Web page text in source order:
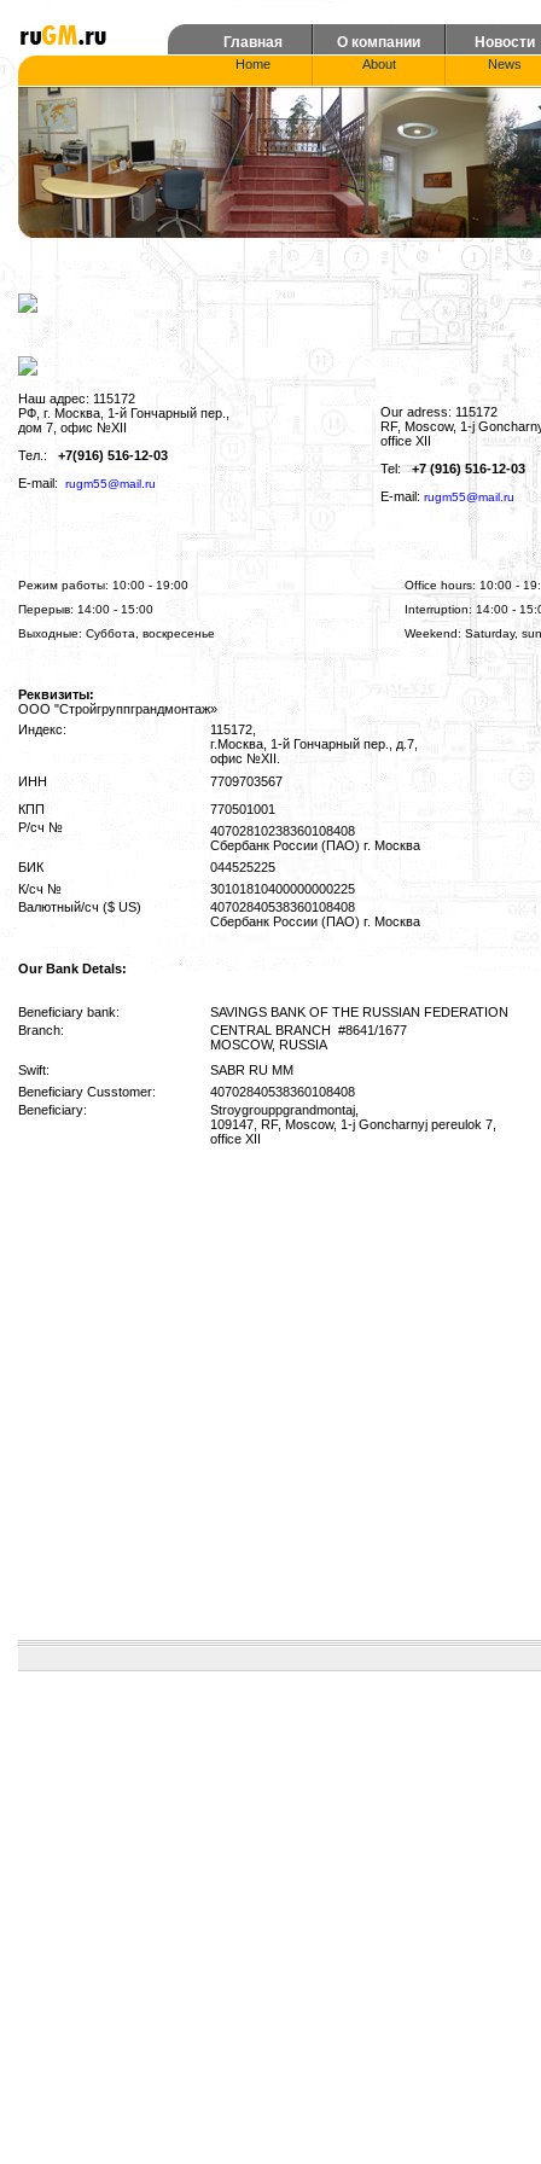
Главная
Home
О компании
About
Новости
News
Наш адрес: 115172
РФ, г. Москва, 1-й Гончарный пер.,
дом 7, офис №XII
Тел.:
+7(916) 516-12-03
E-mail: rugm55@mail.ru
Our adress: 115172
RF, Moscow, 1-j
office XII
Tel:+7 (916) 516-12-03
E-mail: rugm55@mail.ru
Режим работы: 10:00 - 19:00
Office hours: 10:00 -
Перерыв: 14:00 - 15:00
Interruption: 14:00 -
Выходные: Суббота, воскресенье
Weekend: Saturday,
Реквизиты:
ООО "Стройгруппграндмонтаж»
Индекс:
115172,
г.Москва, 1-й Гончарный пер., д.7,
офис №XII.
ИНН
КПП
7709703567
770501001
Р/сч №
40702810238360108408
Сбербанк России (ПАО) г. Москва
БИК
044525225
К/сч №
30101810400000000225
Валютный/сч ($ US)
40702840538360108408
Сбербанк России (ПАО) г. Москва
Our Bank Detals:
Beneficiary bank:
SAVINGS BANK OF THE RUSSIAN FEDERATION
Branch:
CENTRAL BRANCH #8641/1677
MOSCOW, RUSSIA
Swift:
SABR RU MM
Beneficiary Cusstomer:
40702840538360108408
Beneficiary:
Stroygrouppgrandmontaj,
109147, RF, Moscow, 1-j Goncharnyj pereulok 7,
office XII